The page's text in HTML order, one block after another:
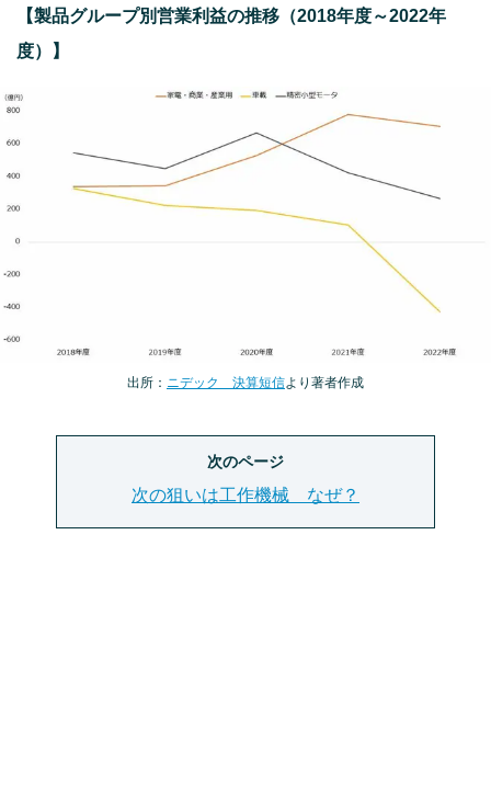
【製品グループ別営業利益の推移（2018年度～2022年
度）】
出所： ニデック 決算短信より著者作成
次のページ
次の狙いは工作機械 なぜ？